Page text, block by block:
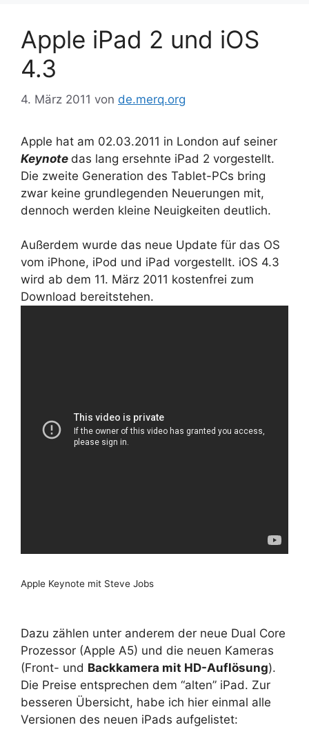
Apple iPad 2 und iOS
4.3
4. März 2011 von de.merq.org
Apple hat am 02.03.2011 in London auf seiner
Keynote das lang ersehnte iPad 2 vorgestellt.
Die zweite Generation des Tablet-PCs bring
zwar keine grundlegenden Neuerungen mit,
dennoch werden kleine Neuigkeiten deutlich.
Außerdem wurde das neue Update für das OS
vom iPhone, iPod und iPad vorgestellt. iOS 4.3
wird ab dem 11. März 2011 kostenfrei zum
Download bereitstehen.
Apple Keynote mit Steve Jobs
Dazu zählen unter anderem der neue Dual Core
Prozessor (Apple A5) und die neuen Kameras
(Front- und Backkamera mit HD-Auflösung).
Die Preise entsprechen dem “alten” iPad. Zur
besseren Übersicht, habe ich hier einmal alle
Versionen des neuen iPads aufgelistet: